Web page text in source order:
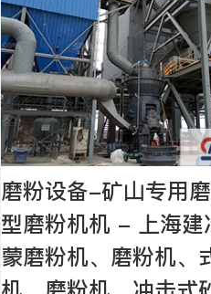
磨粉设备-矿山专用
型磨粉机机 - 上海建
蒙磨粉机、磨粉机、